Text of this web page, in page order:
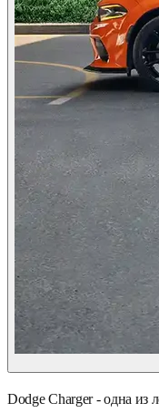
Dodge Charger - одна из